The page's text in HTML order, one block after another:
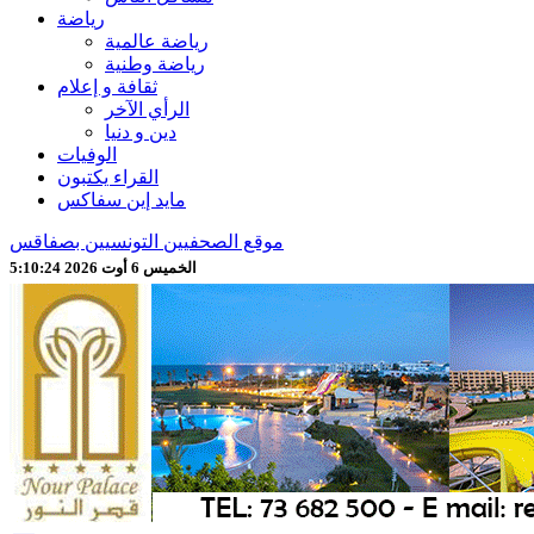
رياضة
رياضة عالمية
رياضة وطنية
ثقافة و إعلام
الرأي الآخر
دين و دنيا
الوفيات
القراء يكتبون
مايد إين سفاكس
موقع الصحفيين التونسيين بصفاقس
الخميس 6 أوت 2026 5:10:26